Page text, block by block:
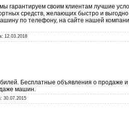
гарантируем своим клиентам лучшие
средств, желающих быстро и
по телефону, на сайте нашей
12.03.2018
Бесплатные объявления о продаже
машин.
30.07.2015